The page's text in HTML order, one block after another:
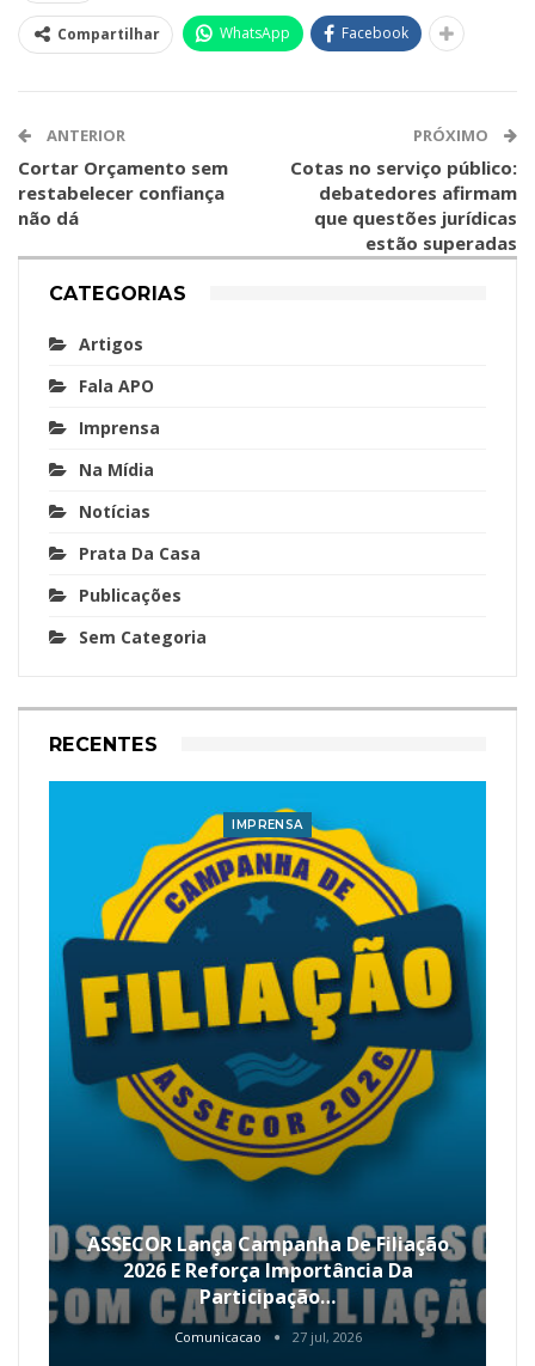
Compartilhar WhatsApp Facebook
ANTERIOR
Cortar Orçamento sem
restabelecer confiança
não dá
PRÓXIMO
Cotas no serviço público:
debatedores afirmam
que questões jurídicas
estão superadas
CATEGORIAS
Artigos
Fala APO
Imprensa
Na Mídia
Notícias
Prata Da Casa
Publicações
Sem Categoria
RECENTES
IMPRENSA
ASSECOR Lança Campanha De Filiação
2026 E Reforça Importância Da
Participação…
Comunicacao 27 jul, 2026